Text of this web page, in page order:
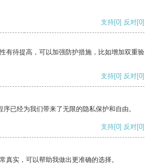
支持[0] 反对[0]
有待提高，可以加强防护措施，比如增加双重验
支持[0] 反对[0]
已经为我们带来了无限的隐私保护和自由。
支持[0] 反对[0]
真实，可以帮助我做出更准确的选择。